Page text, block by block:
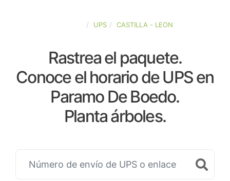
UPS CASTILLA - LEON
Rastrea el paquete.
Conoce el horario de UPS en
Paramo De Boedo.
Planta árboles.